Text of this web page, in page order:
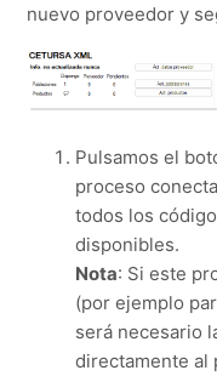
nuevo proveedor y
Pulsamos el
proceso
todos los
disponibles.
Nota: Si este
(por ejemplo
será necesario
directamente al